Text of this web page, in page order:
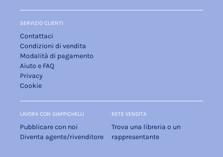
SERVIZIO CLIENTI
Contattaci
Condizioni di vendita
Modalità di pagamento
Aiuto e FAQ
Privacy
Cookie
LAVORA CON GIAPPICHELLI
Pubblicare con noi
Diventa agente/rivenditore
RETE VENDITA
Trova una libreria o un
rappresentante